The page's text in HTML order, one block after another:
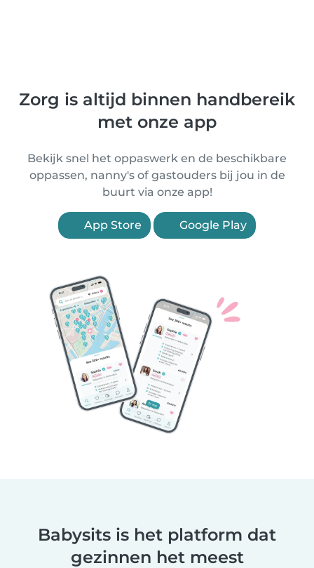
Zorg is altijd binnen handbereik
met onze app
Bekijk snel het oppaswerk en de beschikbare
oppassen, nanny's of gastouders bij jou in de
buurt via onze app!
App Store Google Play
Babysits is het platform dat
gezinnen het meest